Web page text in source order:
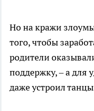
Но на кражи
того, чтобы
родители
поддержку, – а для
даже устроил